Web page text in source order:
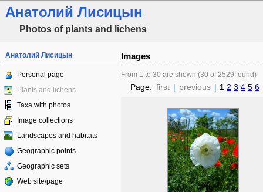
Анатолий Лисицын
Photos of plants and lichens
Анатолий Лисицын
Personal page
Plants and lichens
Taxa with photos
Image collections
Landscapes and habitats
Geographic points
Geographic sets
Web site/page
Images
From 1 to 30 are shown (30 of 2529 found)
Page: first | previous | 1 2 3 4 5 6